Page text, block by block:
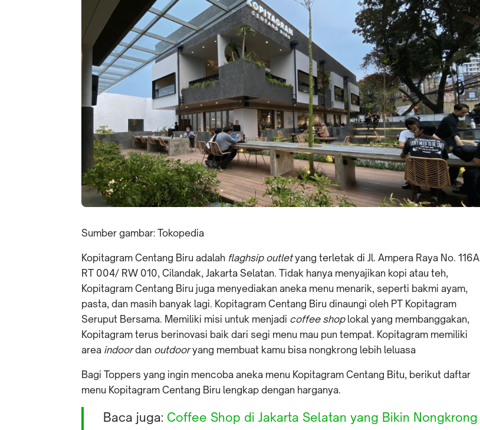
Sumber gambar: Tokopedia
Kopitagram Centang Biru adalah flaghsip outletyang terletak di Jl. Ampera Raya No. 116A
RT 004/ RW 010, Cilandak, Jakarta Selatan. Tidak hanya menyajikan kopi atau teh,
Kopitagram Centang Biru juga menyediakan aneka menu menarik, seperti bakmi ayam,
pasta, dan masih banyak lagi. Kopitagram Centang Biru dinaungi oleh PT Kopitagram
Seruput Bersama. Memiliki misi untuk menjadi coffee shoplokal yang membanggakan,
Kopitagram terus berinovasi baik dari segi menu mau pun tempat. Kopitagram memiliki
area indoordan outdooryang membuat kamu bisa nongkrong lebih leluasa
Bagi Toppers yang ingin mencoba aneka menu Kopitagram Centang Bitu, berikut daftar
menu Kopitagram Centang Biru lengkap dengan harganya.
Baca juga: Coffee Shop di Jakarta Selatan yang Bikin Nongkrong